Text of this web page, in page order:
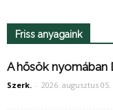
Friss anyagaink
A hősök nyomában
Szerk. - 2026. augusztus 05.